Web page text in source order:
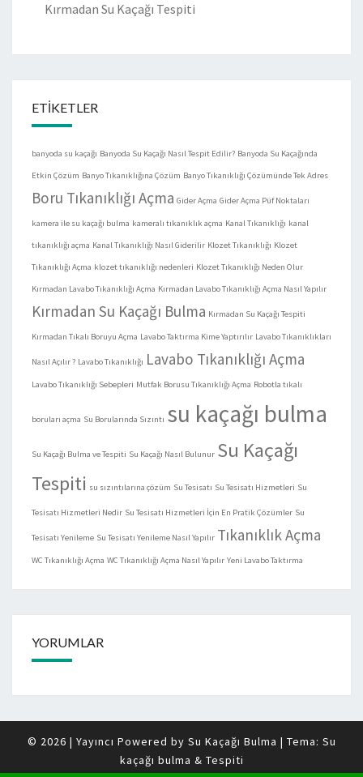
Kırmadan Su Kaçağı Tespiti
ETIKETLER
banyoda su kaçağı Banyoda Su Kaçağı Nasıl Tespit Edilir? Banyoda Su Kaçağında
Etkin Çözüm Banyo Tıkanıklığına Çözüm Banyo Tıkanıklığı Çözümünde Tek Adres
Boru Tıkanıklığı Açma Gider Açma Gider Açma Püf Noktaları
kamera ile su kaçağı bulma kameralı tıkanıklık açma Kanal Tıkanıklığı kanal
tıkanıklığı açma Kanal Tıkanıklığı Nasıl Giderilir Klozet Tıkanıklığı Klozet
Tıkanıklığı Açma klozet tıkanıklığı nedenleri Klozet Tıkanıklığı Neden Olur
Kırmadan Lavabo Tıkanıklığı Açma Kırmadan Lavabo Tıkanıklığı Açma Nasıl Yapılır
Kırmadan Su Kaçağı Bulma Kırmadan Su Kaçağı Tespiti
Kırmadan Tıkalı Boruyu Açma Lavabo Taktırma Kime Yaptırılır Lavabo Tıkanıklıkları
Nasıl Açılır ? Lavabo Tıkanıklığı Lavabo Tıkanıklığı Açma
Lavabo Tıkanıklığı Sebepleri Mutfak Borusu Tıkanıklığı Açma Robotla tıkalı
boruları açma Su Borularında Sızıntı su kaçağı bulma
Su Kaçağı Bulma ve Tespiti Su Kaçağı Nasıl Bulunur Su Kaçağı
Tespiti su sızıntılarına çözüm Su Tesisatı Su Tesisatı Hizmetleri Su
Tesisatı Hizmetleri Nedir Su Tesisatı Hizmetleri İçin En Pratik Çözümler Su
Tesisatı Yenileme Su Tesisatı Yenileme Nasıl Yapılır Tıkanıklık Açma
WC Tıkanıklığı Açma WC Tıkanıklığı Açma Nasıl Yapılır Yeni Lavabo Taktırma
YORUMLAR
© 2026 | Yayıncı Powered by Su Kaçağı Bulma | Tema: Su
kaçağı bulma & Tespiti